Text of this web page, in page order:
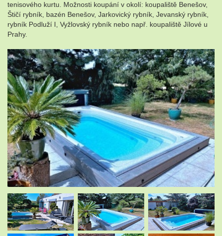
tenisového kurtu. Možnosti koupání v okolí: koupaliště Benešov,
Štičí rybník, bazén Benešov, Jarkovický rybník, Jevanský rybník,
rybník Podluží I, Vyžlovský rybník nebo např. koupaliště Jílové u
Prahy.